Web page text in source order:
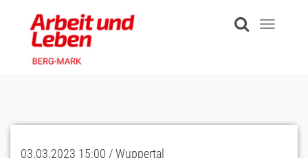
content
Toggle
03.03.2023 15:00 / Wuppertal